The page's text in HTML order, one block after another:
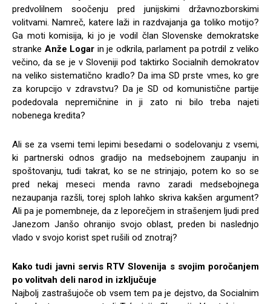
predvolilnem soočenju pred junijskimi državnozborskimi
volitvami. Namreč, katere laži in razdvajanja ga toliko motijo?
Ga moti komisija, ki jo je vodil član Slovenske demokratske
stranke Anže Logar in je odkrila, parlament pa potrdil z veliko
večino, da se je v Sloveniji pod taktirko Socialnih demokratov
na veliko sistematično kradlo? Da ima SD prste vmes, ko gre
za korupcijo v zdravstvu? Da je SD od komunistične partije
podedovala nepremičnine in ji zato ni bilo treba najeti
nobenega kredita?
Ali se za vsemi temi lepimi besedami o sodelovanju z vsemi,
ki partnerski odnos gradijo na medsebojnem zaupanju in
spoštovanju, tudi takrat, ko se ne strinjajo, potem ko so se
pred nekaj meseci menda ravno zaradi medsebojnega
nezaupanja razšli, torej sploh lahko skriva kakšen argument?
Ali pa je pomembneje, da z leporečjem in strašenjem ljudi pred
Janezom Janšo ohranijo svojo oblast, preden bi naslednjo
vlado v svojo korist spet rušili od znotraj?
Kako tudi javni servis RTV Slovenija s svojim poročanjem
po volitvah deli narod in izključuje
Najbolj zastrašujoče ob vsem tem pa je dejstvo, da Socialnim